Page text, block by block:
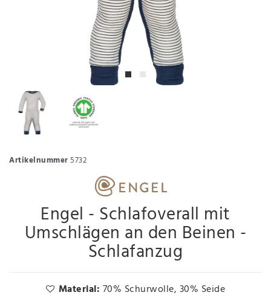
Artikelnummer5732
Engel - Schlafoverall mit
Umschlägen an den Beinen -
Schlafanzug
Material: 70% Schurwolle, 30% Seide